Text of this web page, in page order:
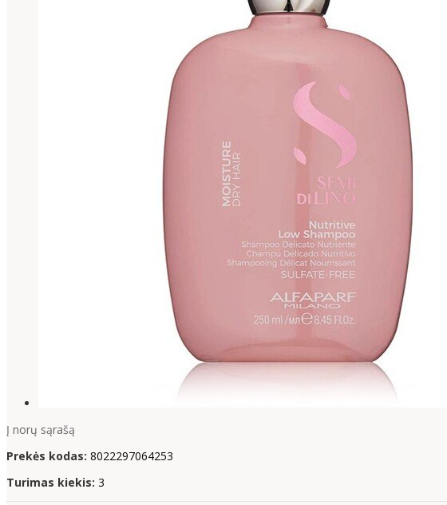
Į norų sąrašą
Prekės kodas: 8022297064253
Turimas kiekis: 3